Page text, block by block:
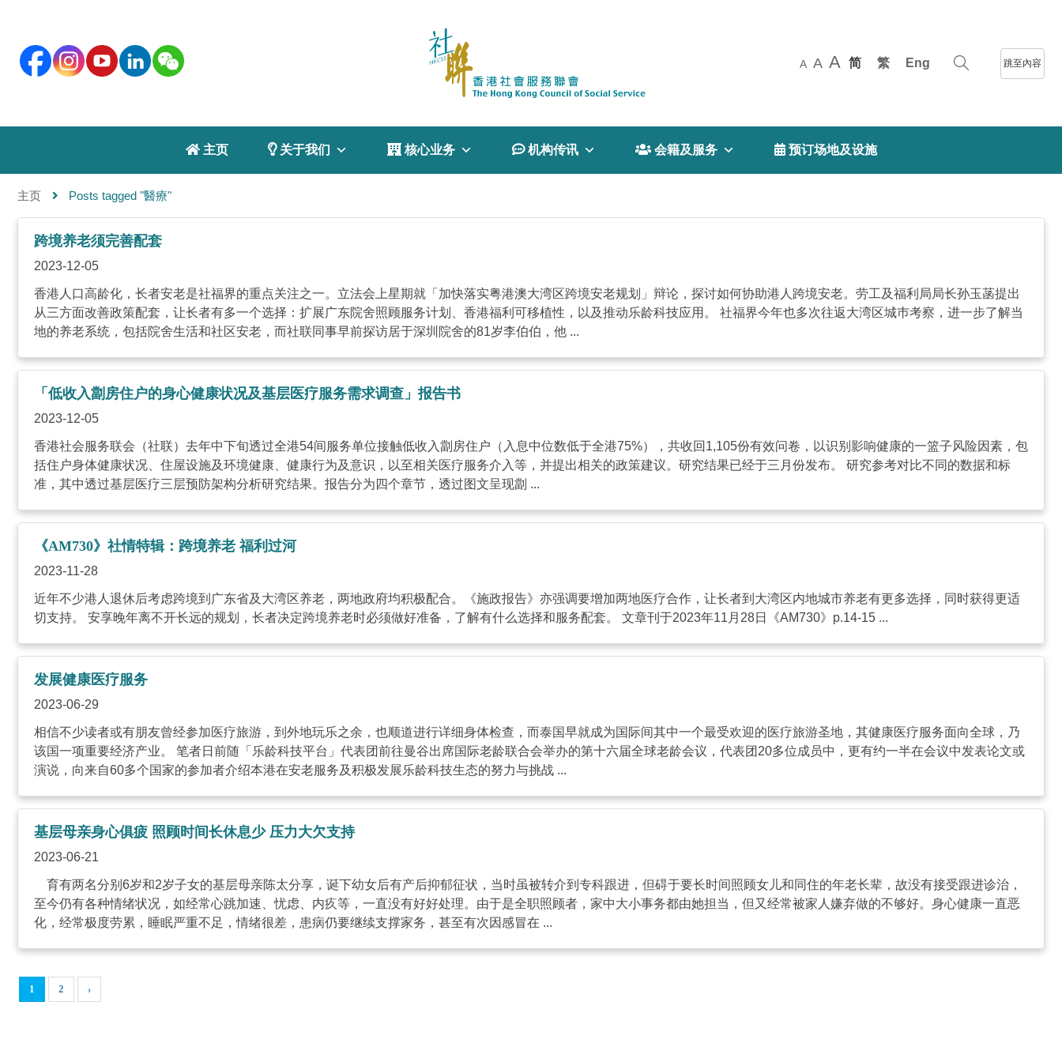
A A A 简 繁 Eng 跳至內容
 主页  关于我们  核心业务  机构传讯  会籍及服务  预订场地及设施
主页 Posts tagged "醫療"
跨境养老须完善配套
2023-12-05
香港人口高龄化，长者安老是社福界的重点关注之一。立法会上星期就「加快落实粤港澳大湾区跨境安老规划」辩论，探讨如何协助港人跨境安老。劳工及福利局局长孙玉菡提出
从三方面改善政策配套，让长者有多一个选择：扩展广东院舍照顾服务计划、香港福利可移植性，以及推动乐龄科技应用。 社福界今年也多次往返大湾区城巿考察，进一步了解当
地的养老系统，包括院舍生活和社区安老，而社联同事早前探访居于深圳院舍的81岁李伯伯，他 ...
「低收入劏房住户的身心健康状况及基层医疗服务需求调查」报告书
2023-12-05
香港社会服务联会（社联）去年中下旬透过全港54间服务单位接触低收入劏房住户（入息中位数低于全港75%），共收回1,105份有效问卷，以识别影响健康的一篮子风险因素，包
括住户身体健康状况、住屋设施及环境健康、健康行为及意识，以至相关医疗服务介入等，并提出相关的政策建议。研究结果已经于三月份发布。 研究参考对比不同的数据和标
准，其中透过基层医疗三层预防架构分析研究结果。报告分为四个章节，透过图文呈现劏 ...
《AM730》社情特辑：跨境养老 福利过河
2023-11-28
近年不少港人退休后考虑跨境到广东省及大湾区养老，两地政府均积极配合。《施政报告》亦强调要增加两地医疗合作，让长者到大湾区内地城市养老有更多选择，同时获得更适
切支持。 安享晚年离不开长远的规划，长者决定跨境养老时必须做好准备，了解有什么选择和服务配套。 文章刊于2023年11月28日《AM730》p.14-15 ...
发展健康医疗服务
2023-06-29
相信不少读者或有朋友曾经参加医疗旅游，到外地玩乐之余，也顺道进行详细身体检查，而泰国早就成为国际间其中一个最受欢迎的医疗旅游圣地，其健康医疗服务面向全球，乃
该国一项重要经济产业。 笔者日前随「乐龄科技平台」代表团前往曼谷出席国际老龄联合会举办的第十六届全球老龄会议，代表团20多位成员中，更有约一半在会议中发表论文或
演说，向来自60多个国家的参加者介绍本港在安老服务及积极发展乐龄科技生态的努力与挑战 ...
基层母亲身心俱疲 照顾时间长休息少 压力大欠支持
2023-06-21
育有两名分别6岁和2岁子女的基层母亲陈太分享，诞下幼女后有产后抑郁征状，当时虽被转介到专科跟进，但碍于要长时间照顾女儿和同住的年老长辈，故没有接受跟进诊治，
至今仍有各种情绪状况，如经常心跳加速、忧虑、内疚等，一直没有好好处理。由于是全职照顾者，家中大小事务都由她担当，但又经常被家人嫌弃做的不够好。身心健康一直恶
化，经常极度劳累，睡眠严重不足，情绪很差，患病仍要继续支撑家务，甚至有次因感冒在 ...
1 2 ›